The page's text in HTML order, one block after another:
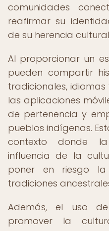
comunidades
reafirmar su
de su herencia
Al proporcionar un
pueden compartir
tradicionales,
las aplicaciones
de pertenencia y
pueblos indígenas.
contexto donde
influencia de la
poner en riesgo
tradiciones
Además, el uso
promover la